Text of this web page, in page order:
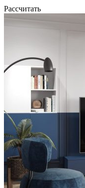
Рассчитать